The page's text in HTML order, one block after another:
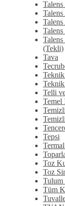
Talens
(Tekli)
Tava
Telli
Temel
Tepsi
Toz
Toz
Tulum
Tüm